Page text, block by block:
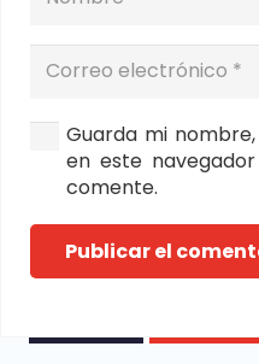
Guarda mi
en este
comente.
Publicar el